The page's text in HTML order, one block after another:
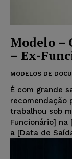
Modelo –
– Ex-
MODELOS DE
É com grande
recomendação
trabalhou sob
Funcionário] na
a [Data de